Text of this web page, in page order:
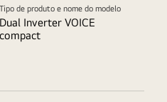
Tipo de produto e nome do modelo
Dual Inverter VOICE
compact